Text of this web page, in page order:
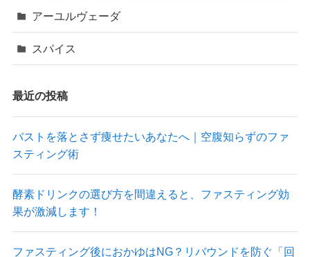
アーユルヴェーダ
スパイス
最近の投稿
バストを落とさず痩せたいあなたへ｜空腹知らずのファ
スティング術
酵素ドリンクの選び方を間違えると、ファスティング効
果が激減します！
ファスティング後におかゆはNG？リバウンドを防ぐ「回